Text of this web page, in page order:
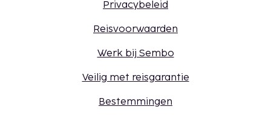
boekingsbevestiging.Privacybeleid
Reisvoorwaarden
Werk bij Sembo
Veilig met reisgarantie
Bestemmingen